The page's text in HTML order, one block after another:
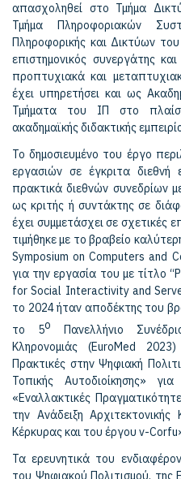
απασχοληθεί στο Τμήμα
Τμήμα Πληροφοριακών
Πληροφορικής και Δικτύων
επιστημονικός συνεργάτης
προπτυχιακά και
έχει υπηρετήσει και ως
Τμήματα του ΙΠ στο
ακαδημαϊκής διδακτικής
Το δημοσιευμένο του έργο
εργασιών σε έγκριτα διεθνή
πρακτικά διεθνών συνεδρίων
ως κριτής ή συντάκτης σε
έχει συμμετάσχει σε σχετικές
τιμήθηκε με το βραβείο
Symposium on Computers and
για την εργασία του με τίτλο
for Social Interactivity and
το 2024 ήταν αποδέκτης του
το 5ο Πανελλήνιο
Κληρονομιάς (EuroMed
Πρακτικές στην Ψηφιακή
Τοπικής Αυτοδιοίκησης»
«Εναλλακτικές
την Ανάδειξη
Κέρκυρας και του έργου v-
Τα ερευνητικά του
του Ψηφιακού Πολιτισμού, της